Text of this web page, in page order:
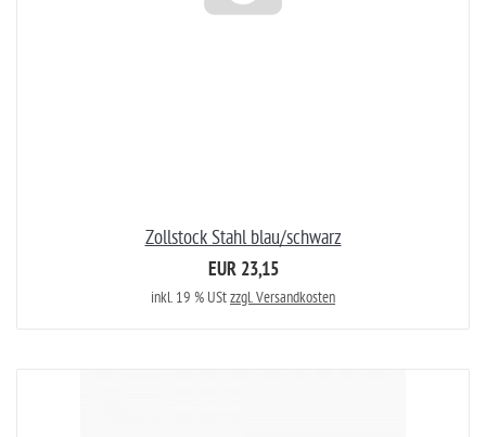
Zollstock Stahl blau/schwarz
EUR 23,15
inkl. 19 % UStzzgl. Versandkosten